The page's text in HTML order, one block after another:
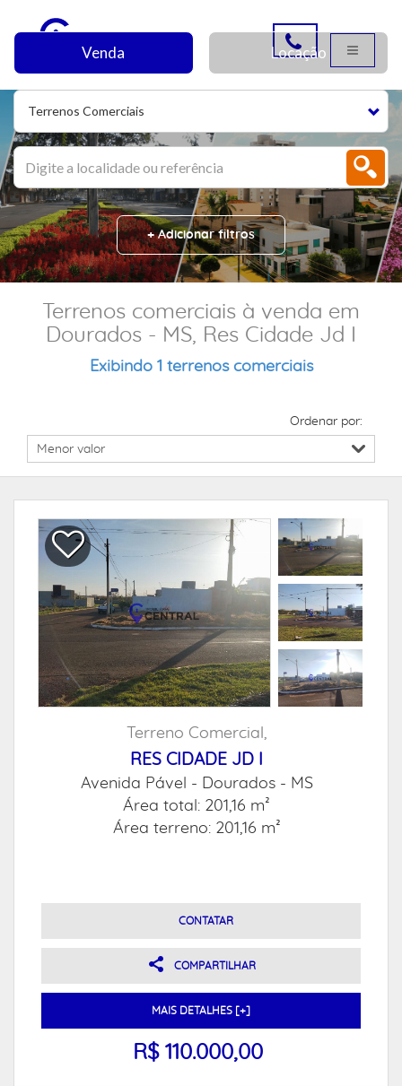
Terrenos Comerciais
Venda Locação
+ Adicionar filtros
Terrenos comerciais à venda em
Dourados - MS, Res Cidade Jd I
Exibindo 1 terrenos comerciais
Ordenar por:
Terreno Comercial,
RES CIDADE JD I
Avenida Pável - Dourados - MS
Área total: 201,16 m²
Área terreno: 201,16 m²
CONTATAR
COMPARTILHAR
MAIS DETALHES [+]
R$ 110.000,00